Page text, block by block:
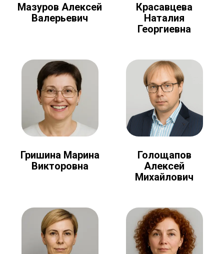
Мазуров Алексей
Валерьевич
Красавцева
Наталия
Георгиевна
Гришина Марина
Викторовна
Голощапов
Алексей
Михайлович